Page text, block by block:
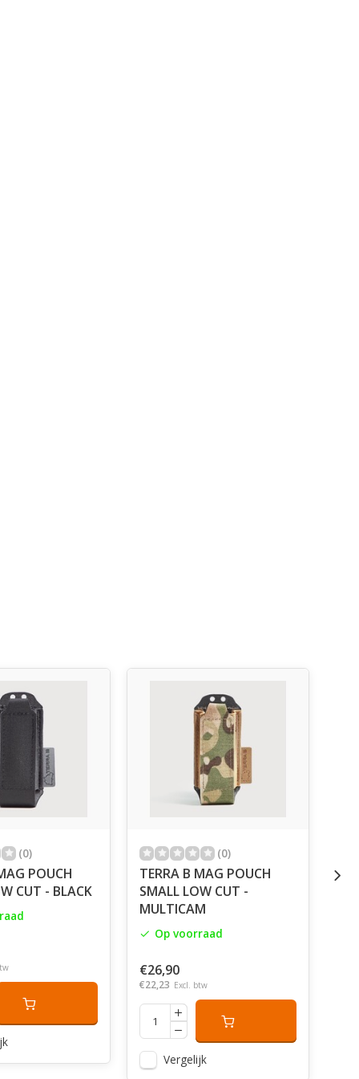
(0)
POUCH
CUT - BLACK
(0)
TERRA B MAG POUCH
SMALL LOW CUT -
MULTICAM
Op voorraad
€26,90
€22,23 Excl. btw
Vergelijk